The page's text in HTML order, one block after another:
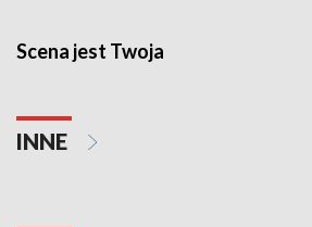
Scena jest Twoja
INNE